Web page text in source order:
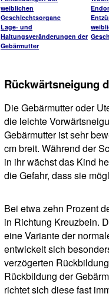
weiblichen
Geschlechtsorgane
Lage- und
Haltungsveränderungen der
Gebärmutter
Rückwärtsneigung
Die Gebärmutter oder
die leichte
Gebärmutter ist sehr
cm breit. Während der
in ihr wächst das Kind
die Gefahr, dass sie
Bei etwa zehn Prozent
in Richtung Kreuzbein.
eine Variante der
entwickelt sich
verzögerten
Rückbildung der
richtet sich diese fast